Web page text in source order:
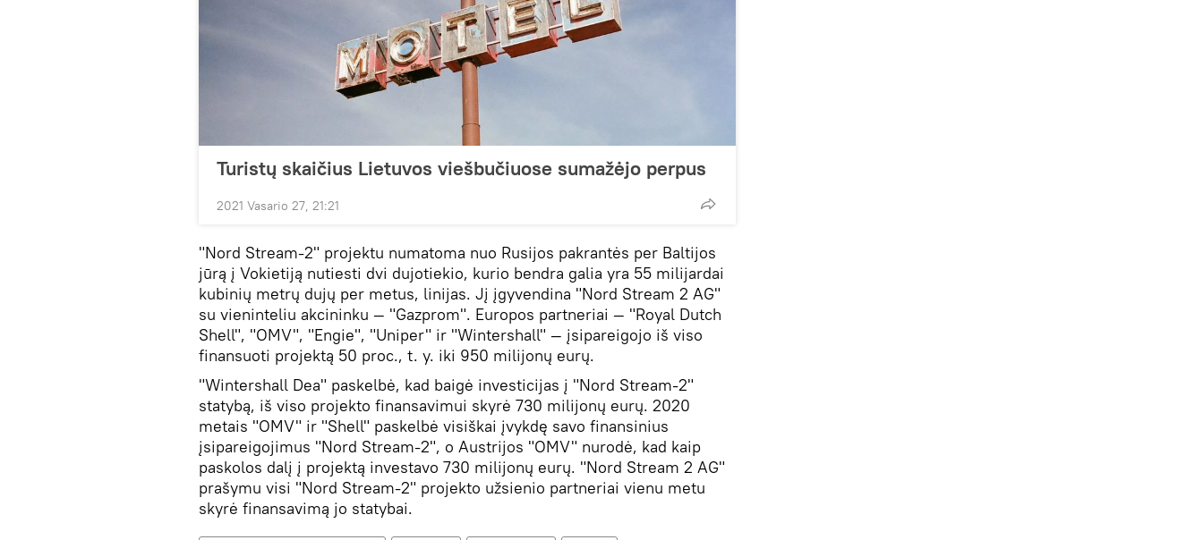
Turistų skaičius Lietuvos viešbučiuose sumažėjo perpus
2021 Vasario 27, 21:21
"Nord Stream-2" projektu numatoma nuo Rusijos pakrantės per Baltijos
jūrą į Vokietiją nutiesti dvi dujotiekio, kurio bendra galia yra 55 milijardai
kubinių metrų dujų per metus, linijas. Jį įgyvendina "Nord Stream 2 AG"
su vieninteliu akcininku — "Gazprom". Europos partneriai — "Royal Dutch
Shell", "OMV", "Engie", "Uniper" ir "Wintershall" — įsipareigojo iš viso
finansuoti projektą 50 proc., t. y. iki 950 milijonų eurų.
"Wintershall Dea" paskelbė, kad baigė investicijas į "Nord Stream-2"
statybą, iš viso projekto finansavimui skyrė 730 milijonų eurų. 2020
metais "OMV" ir "Shell" paskelbė visiškai įvykdę savo finansinius
įsipareigojimus "Nord Stream-2", o Austrijos "OMV" nurodė, kad kaip
paskolos dalį į projektą investavo 730 milijonų eurų. "Nord Stream 2 AG"
prašymu visi "Nord Stream-2" projekto užsienio partneriai vienu metu
skyrė finansavimą jo statybai.